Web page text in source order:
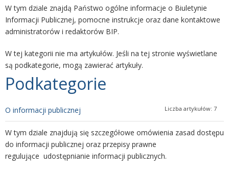
W tym dziale znajdą Państwo ogólne informacje o Biuletynie
Informacji Publicznej, pomocne instrukcje oraz dane kontaktowe
administratorów i redaktorów BIP.
W tej kategorii nie ma artykułów. Jeśli na tej stronie wyświetlane
są podkategorie, mogą zawierać artykuły.
Podkategorie
O informacji publicznej Liczba artykułów: 7
W tym dziale znajdują się szczegółowe omówienia zasad dostępu
do informacji publicznej oraz przepisy prawne
regulujące udostępnianie informacji publicznych.